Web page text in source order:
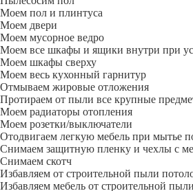
Моем пол и плинтуса
Моем двери
Моем мусорное ведро
Моем все шкафы и ящики внутри при
Моем шкафы сверху
Моем весь кухонный гарнитур
Отмываем жировые отложения
Протираем от пыли все крупные
Моем радиаторы отопления
Моем розетки/выключатели
Отодвигаем легкую мебель при мытье
Снимаем защитную пленку и чехлы с
Снимаем скотч
Избавляем от строительной пыли
Избавляем мебель от строительной пыли